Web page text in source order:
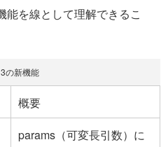
能を線として理解できるこ
の新機能
概要
params（可変長引数）に